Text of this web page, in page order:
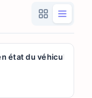
état du véhicule